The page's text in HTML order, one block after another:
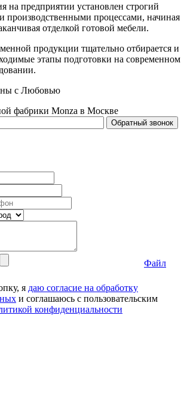
на предприятии установлен строгий
производственными процессами, начиная
отделкой готовой мебели.
продукции тщательно отбирается и
этапы подготовки на современном
с Любовью
Обратный звонок
Файл
я даю согласие на обработку
и соглашаюсь c пользовательским
конфиденциальности